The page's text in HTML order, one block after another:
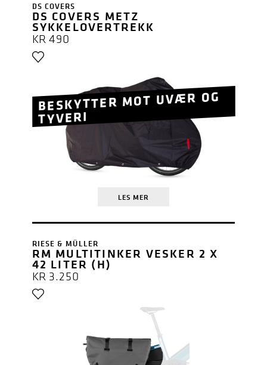
BESKYTTER MOT UVÆR OG
TYVERI
DS COVERS
DS COVERS METZ
SYKKELOVERTREKK
KR490
LES MER
RIESE & MÜLLER
RM MULTITINKER VESKER 2 X
42 LITER (H)
KR 3.250